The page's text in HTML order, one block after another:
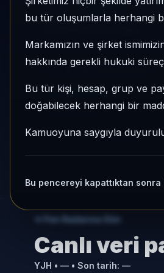
bu tür oluşumlarla herhangi
Markamızın ve şirket
hakkında gerekli hukuki
Bu tür kişi, hesap, grup ve
doğabilecek herhangi bir
Kamuoyuna saygıyla
Bu pencereyi kapattıktan
YJH Değişken Risk:
%-2,95
3 Ay:%-0,13
Fon Radarına Dön
Canlı veri
YJH • — • Son tarih: —